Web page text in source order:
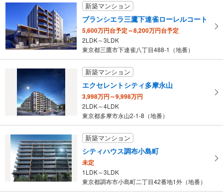
新築マンション
ブランシエラ三鷹下連雀ローレルコート
5,600万円台予定～8,200万円台予定
2LDK～3LDK
東京都三鷹市下連雀八丁目488-1（地番）
新築マンション
エクセレントシティ多摩永山
3,998万円～9,998万円
2LDK～4LDK
東京都多摩市永山2-1-8（地番）
新築マンション
シティハウス調布小島町
未定
1LDK～3LDK
東京都調布市小島町二丁目42番地1外（地番）